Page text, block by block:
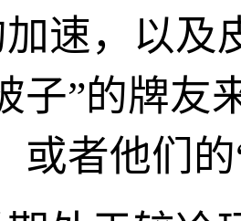
加速，以及
子”的牌友
或者他们